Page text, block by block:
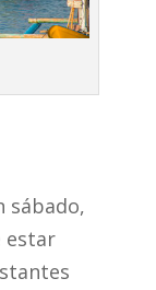
sábado,
estar